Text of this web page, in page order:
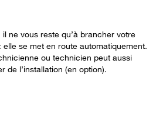
il ne vous reste qu’à brancher votre
elle se met en route automatiquement.
ou technicien peut aussi
de l’installation (en option).